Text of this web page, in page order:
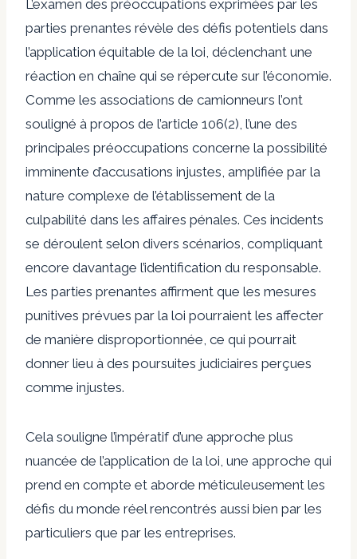
L’examen des préoccupations exprimées par les
parties prenantes révèle des défis potentiels dans
l’application équitable de la loi, déclenchant une
réaction en chaîne qui se répercute sur l’économie.
Comme les associations de camionneurs l’ont
souligné à propos de l’article 106(2), l’une des
principales préoccupations concerne la possibilité
imminente d’accusations injustes, amplifiée par la
nature complexe de l’établissement de la
culpabilité dans les affaires pénales. Ces incidents
se déroulent selon divers scénarios, compliquant
encore davantage l’identification du responsable.
Les parties prenantes affirment que les mesures
punitives prévues par la loi pourraient les affecter
de manière disproportionnée, ce qui pourrait
donner lieu à des poursuites judiciaires perçues
comme injustes.
Cela souligne l’impératif d’une approche plus
nuancée de l’application de la loi, une approche qui
prend en compte et aborde méticuleusement les
défis du monde réel rencontrés aussi bien par les
particuliers que par les entreprises.